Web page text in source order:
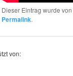
Dieser Eintrag wurde von
Permalink.
von: